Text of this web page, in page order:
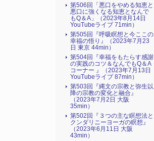
第506回「悪口をやめる知恵と
悪口に強くなる知恵となんで
もQ＆A」（2023年8月14日
YouTubeライブ 71min）
第505回『呼吸瞑想と今ここの
幸福の悟り』（2023年7月23
日 東京 44min）
第504回『幸福をもたらす感謝
の実践のコツ＆なんでもQ＆A
コーナー 』（2023年7月13日
YouTubeライブ 87min）
第503回『縄文の宗教と弥生以
降の宗教の変化と融合』
（2023年7月2日 大阪
35min）
第502回『３つの主な瞑想法と
クンダリニーヨーガの瞑想』
（2023年6月11日 大阪
43min）